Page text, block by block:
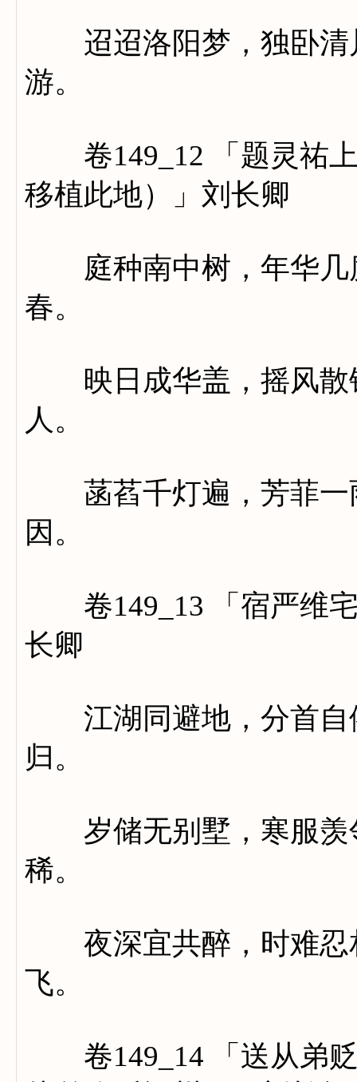
迢迢洛阳梦，独卧清
游。
卷149_12 「题灵祐上
移植此地）」刘长卿
庭种南中树，年华几
春。
映日成华盖，摇风散
人。
菡萏千灯遍，芳菲一
因。
卷149_13 「宿严维宅
长卿
江湖同避地，分首自
归。
岁储无别墅，寒服羡
稀。
夜深宜共醉，时难忍
飞。
卷149_14 「送从弟贬